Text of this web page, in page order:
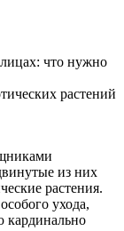
что нужно
растений
из них
растения.
ухода,
кардинально